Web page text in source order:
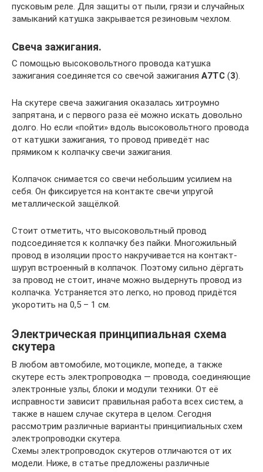
пусковым реле. Для защиты от пыли, грязи и случайных
замыканий катушка закрывается резиновым чехлом.
Свеча зажигания.
С помощью высоковольтного провода катушка
зажигания соединяется со свечой зажигания A7TC (3).
На скутере свеча зажигания оказалась хитроумно
запрятана, и с первого раза её можно искать довольно
долго. Но если «пойти» вдоль высоковольтного провода
от катушки зажигания, то провод приведёт нас
прямиком к колпачку свечи зажигания.
Колпачок снимается со свечи небольшим усилием на
себя. Он фиксируется на контакте свечи упругой
металлической защёлкой.
Стоит отметить, что высоковольтный провод
подсоединяется к колпачку без пайки. Многожильный
провод в изоляции просто накручивается на контакт-
шуруп встроенный в колпачок. Поэтому сильно дёргать
за провод не стоит, иначе можно выдернуть провод из
колпачка. Устраняется это легко, но провод придётся
укоротить на 0,5 – 1 см.
Электрическая принципиальная схема
скутера
В любом автомобиле, мотоцикле, мопеде, а также
скутере есть электропроводка — провода, соединяющие
электронные узлы, блоки и модули техники. От её
исправности зависит правильная работа всех систем, а
также в нашем случае скутера в целом. Сегодня
рассмотрим различные варианты принципиальных схем
электропроводки скутера.
Схемы электропроводок скутеров отличаются от их
модели. Ниже, в статье предложены различные